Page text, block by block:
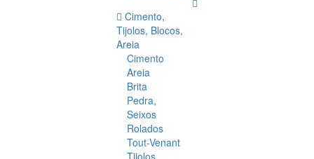
Cimento,
Tijolos, Blocos,
Areia
Cimento
Areia
Brita
Pedra,
Seixos
Rolados
Tout-Venant
Tijolos